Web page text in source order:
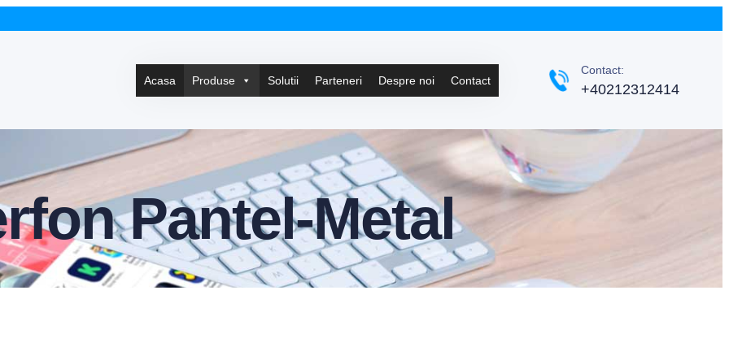
Acasa Produse Solutii Parteneri Despre noi Contact
Contact:
+40212312414
Pantel-Metal